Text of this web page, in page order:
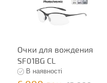
Очки для вождения
SF01BG CL
В наявності